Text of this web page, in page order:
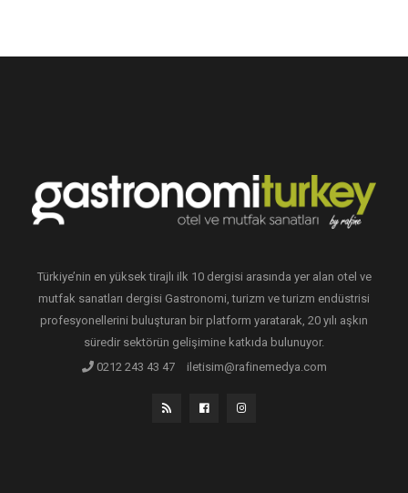
Türkiye’nin en yüksek tirajlı ilk 10 dergisi arasında yer alan otel ve
mutfak sanatları dergisi Gastronomi, turizm ve turizm endüstrisi
profesyonellerini buluşturan bir platform yaratarak, 20 yılı aşkın
süredir sektörün gelişimine katkıda bulunuyor.
0212 243 43 47
iletisim@rafinemedya.com